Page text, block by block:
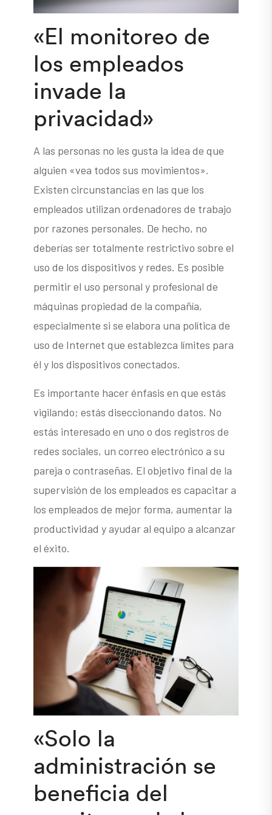
«El monitoreo de
los empleados
invade la
privacidad»
A las personas no les gusta la idea de que
alguien «vea todos sus movimientos».
Existen circunstancias en las que los
empleados utilizan ordenadores de trabajo
por razones personales. De hecho, no
deberías ser totalmente restrictivo sobre el
uso de los dispositivos y redes. Es posible
permitir el uso personal y profesional de
máquinas propiedad de la compañía,
especialmente si se elabora una política de
uso de Internet que establezca límites para
él y los dispositivos conectados.
Es importante hacer énfasis en que estás
vigilando; estás diseccionando datos. No
estás interesado en uno o dos registros de
redes sociales, un correo electrónico a su
pareja o contraseñas. El objetivo final de la
supervisión de los empleados es capacitar a
los empleados de mejor forma, aumentar la
productividad y ayudar al equipo a alcanzar
el éxito.
«Solo la
administración se
beneficia del